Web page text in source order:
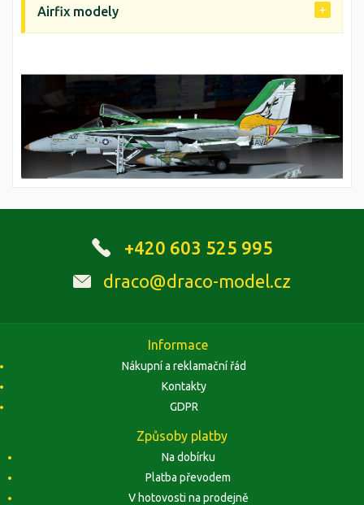
Airfix modely
+420 603 525 995
draco@draco-model.cz
Informace
Nákupní a reklamační řád
Kontakty
GDPR
Způsoby platby
Na dobírku
Platba převodem
V hotovosti na prodejně